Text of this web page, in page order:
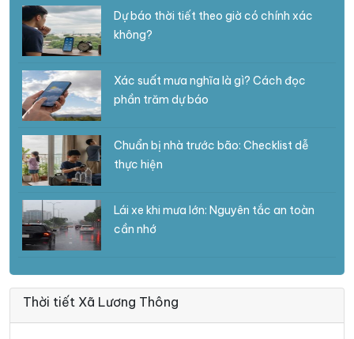
Dự báo thời tiết theo giờ có chính xác
không?
Xác suất mưa nghĩa là gì? Cách đọc
phần trăm dự báo
Chuẩn bị nhà trước bão: Checklist dễ
thực hiện
Lái xe khi mưa lớn: Nguyên tắc an toàn
cần nhớ
Thời tiết Xã Lương Thông